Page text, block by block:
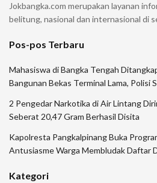
Jokbangka.com merupakan layanan
belitung, nasional dan internasional di
Pos-pos Terbaru
Mahasiswa di Bangka Tengah
Bangunan Bekas Terminal Lama, Polisi
2 Pengedar Narkotika di Air Lintang
Seberat 20,47 Gram Berhasil Disita
Kapolresta Pangkalpinang Buka
Antusiasme Warga Membludak Daftar
Kategori